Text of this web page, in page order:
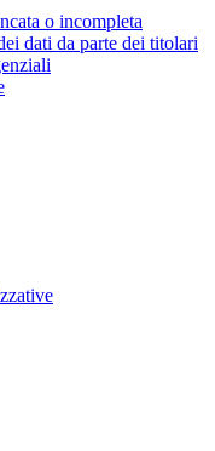
o incompleta
dati da parte dei titolari